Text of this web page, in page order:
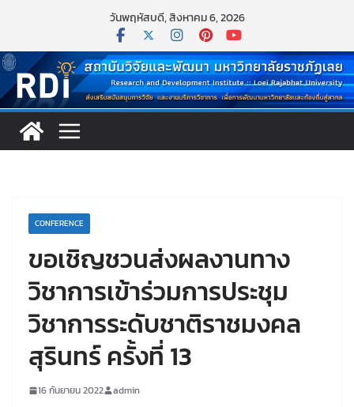
content
วันพฤหัสบดี, สิงหาคม 6, 2026
CONFERENCE
ขอเชิญชวนส่งผลงานทาง
วิชาการเข้าร่วมการประชุม
วิชาการระดับชาติราชมงคล
สุรินทร์ ครั้งที่ 13
16 กันยายน 2022 admin